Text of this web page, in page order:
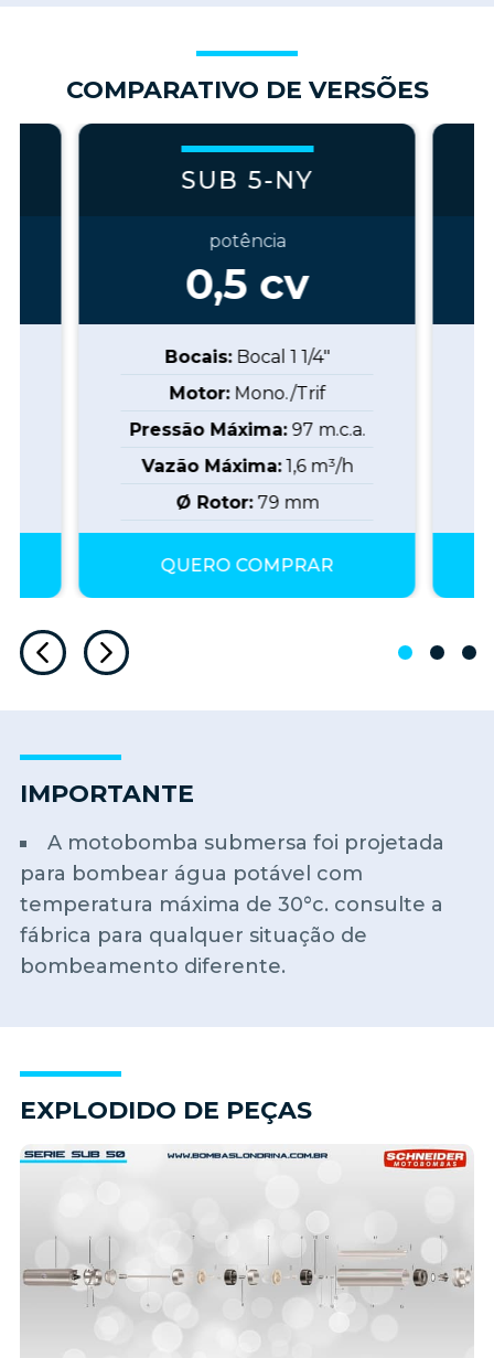
COMPARATIVO DE VERSÕES
SUB 5-NY
potência
0,5 cv
Bocais: Bocal 1 1/4"
Motor: Mono./Trif
Pressão Máxima: 97 m.c.a.
Vazão Máxima: 1,6m³/h
Ø Rotor: 79 mm
QUERO COMPRAR
IMPORTANTE
A motobomba submersa foi projetada
para bombear água potável com
temperatura máxima de 30°c. consulte a
fábrica para qualquer situação de
bombeamento diferente.
EXPLODIDO DE PEÇAS